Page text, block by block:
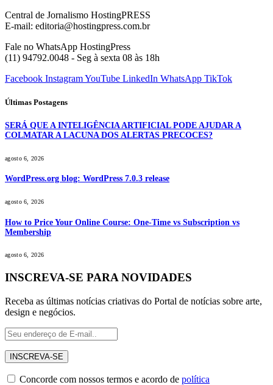
Central de Jornalismo HostingPRESS
E-mail: editoria@hostingpress.com.br
Fale no WhatsApp HostingPress
(11) 94792.0048 - Seg à sexta 08 às 18h
Facebook InstagramYouTube LinkedIn WhatsApp TikTok
Últimas Postagens
SERÁ QUE A INTELIGÊNCIA ARTIFICIAL PODE AJUDAR A
COLMATAR A LACUNA DOS ALERTAS PRECOCES?
agosto 6, 2026
WordPress.org blog: WordPress 7.0.3 release
agosto 6, 2026
How to Price Your Online Course: One-Time vs Subscription vs
Membership
agosto 6, 2026
INSCREVA-SE PARA NOVIDADES
Receba as últimas notícias criativas do Portal de notícias sobre arte,
design e negócios.
Concorde com nossos termos e acordo de política